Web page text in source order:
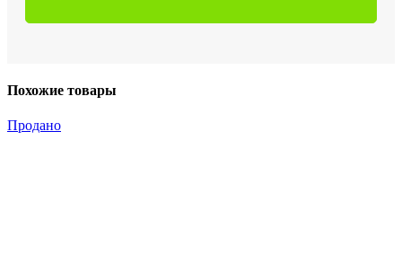
Похожие товары
Продано